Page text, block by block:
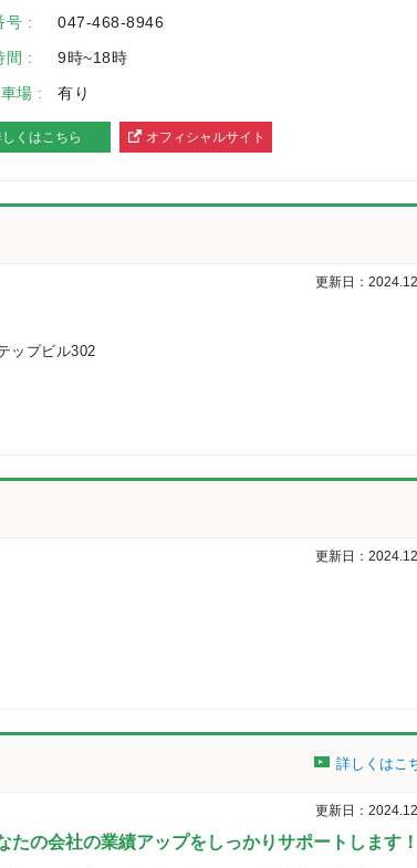
号 :
047-468-8946
間 :
9時~18時
場 :
有り
くはこちら
オフィシャルサイト
更新日：
ップビル302
更新日：
詳しくはこ
更新日：
たの会社の業績アップをしっかりサポートします！